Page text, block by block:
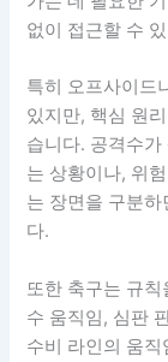
없이 접근할 수
특히 오프사이드
있지만, 핵심 원
습니다. 공격수
는 상황이나, 위
는 장면을 구분
다.
또한 축구는 규
수 움직임, 심판
수비 라인의 움